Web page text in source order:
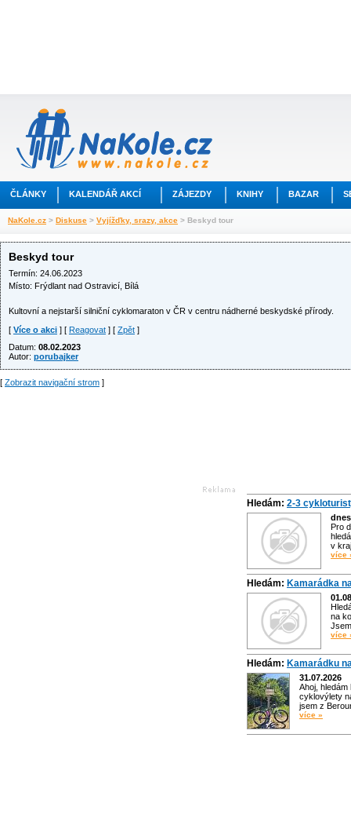
ČLÁNKY KALENDÁŘ AKCÍ ZÁJEZDY KNIHY BAZAR
NaKole.cz > Diskuse > Vyjížďky, srazy, akce > Beskyd tour
Beskyd tour
Termín: 24.06.2023
Místo: Frýdlant nad Ostravicí, Bílá
Kultovní a nejstarší silniční cyklomaraton v ČR v centru nádherné beskydské přírody.
[ Více o akci ] [ Reagovat ] [ Zpět ]
Datum: 08.02.2023
Autor: porubajker
[ Zobrazit navigační strom ]
Hledám: 2-3
dnes
Pro
v
více
Hledám: Kamarádka
na
více
Hledám: Kamarádku
31.07.2026
Ahoj,
cyklovýlety
jsem z
více »